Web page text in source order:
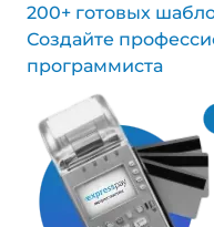
200+ готовых
Создайте
программиста